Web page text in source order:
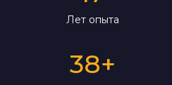
Лет опыта
38+